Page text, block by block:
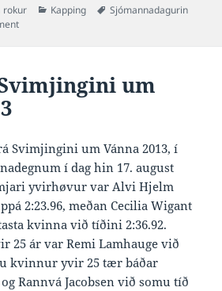
Author
rokur Categories
Kapping Tags
Sjómannadagurin
on Myndir frá Svimjingini um Vánna 2013
um
Svimjingini um Vánna 2013, í
í dag hin 17. august
yvirhøvur var Alvi Hjelm
2:23.96, meðan Cecilia Wigant
kvinna við tíðini 2:36.92.
25 ár var Remi Lamhauge við
kvinnur yvir 25 tær báðar
Rannvá Jacobsen við somu tíð